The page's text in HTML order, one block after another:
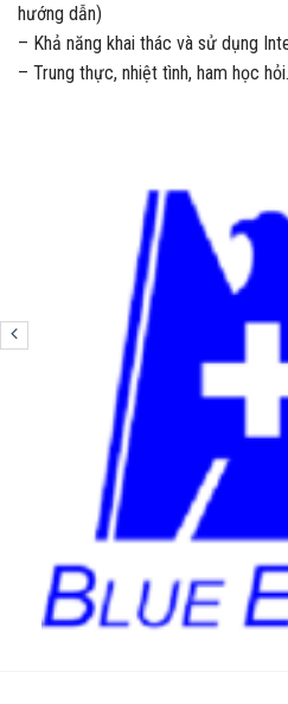
hướng dẫn)
– Khả năng khai thác và sử dụng
– Trung thực, nhiệt tình, ham học hỏi.